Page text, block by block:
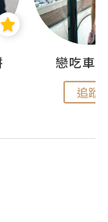
戀吃車
追蹤